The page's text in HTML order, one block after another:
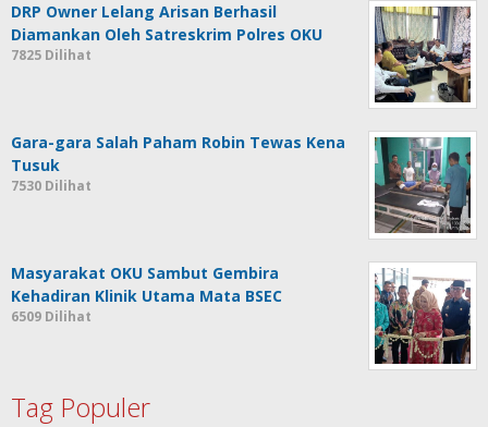
DRP Owner Lelang Arisan Berhasil
Diamankan Oleh Satreskrim Polres OKU
7825 Dilihat
Gara-gara Salah Paham Robin Tewas Kena
Tusuk
7530 Dilihat
Masyarakat OKU Sambut Gembira
Kehadiran Klinik Utama Mata BSEC
6509 Dilihat
Tag Populer